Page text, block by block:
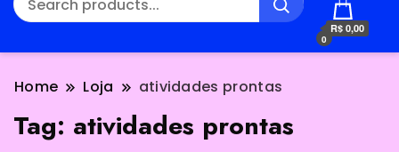
0
R$ 0,00
Home Loja atividades prontas
Tag: atividades prontas